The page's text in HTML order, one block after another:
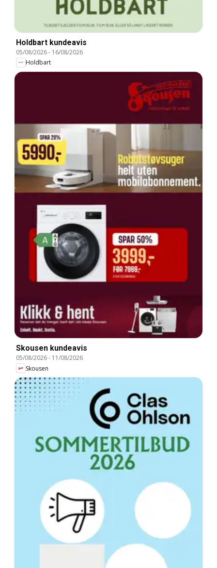
Holdbart kundeavis
05/08/2026- 16/08/2026
Holdbart
Skousen kundeavis
05/08/2026- 11/08/2026
Skousen